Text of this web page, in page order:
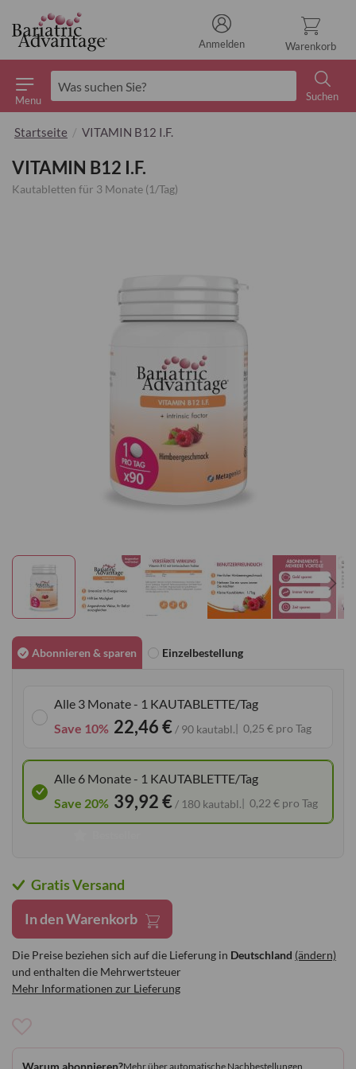
Menu
Suchen
Warenkorb
Anmelden
Startseite VITAMIN B12 I.F.
VITAMIN B12 I.F.
Kautabletten für 3 Monate (1/Tag)
Anfang
der
springen
Mehr über automatische Nachbestellungen
Abonnieren & sparen
Alle 3 Monate - 1 KAUTABLETTE/Tag
0,25 € pro Tag
22,46 € / 90 kautabl.
Save 10%
Alle 6 Monate - 1 KAUTABLETTE/Tag
0,22 € pro Tag
39,92 € / 180 kautabl.
Save 20%
Gratis Versand
Die Preise beziehen sich auf die Lieferung in Deutschland (ändern)
und enthalten die Mehrwertsteuer
Mehr Informationen zur Lieferung
In den Warenkorb
Einzelbestellung
Wunschliste